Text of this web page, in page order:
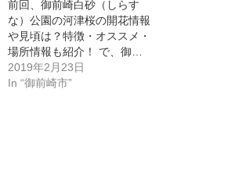
前回、御前崎白砂（しらす
な）公園の河津桜の開花情報
や見頃は？特徴・オススメ・
場所情報も紹介！ で、御…
2019年2月23日
In “御前崎市”